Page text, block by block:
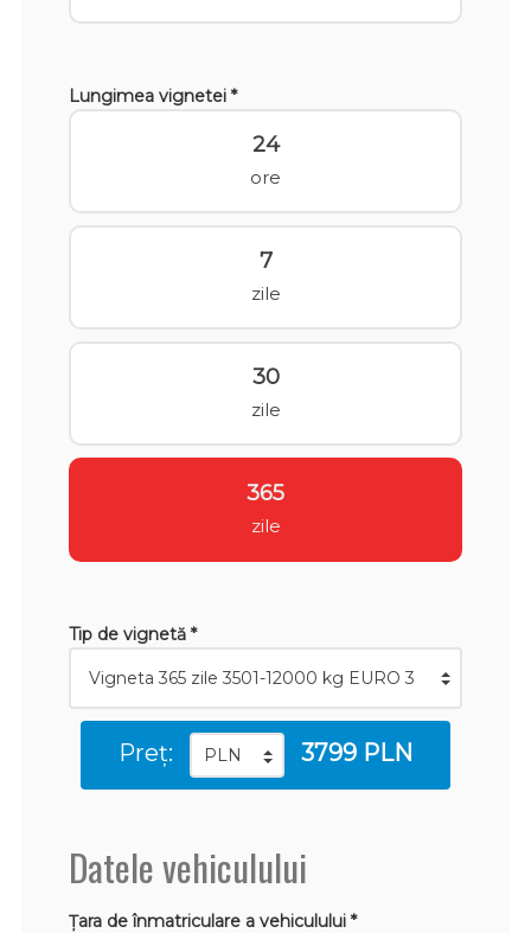
Lungimea vignetei *
24
ore
7
zile
30
zile
365
zile
Tip de vignetă *
Preț: 3799 PLN
Datele vehiculului
Țara de înmatriculare a vehiculului *